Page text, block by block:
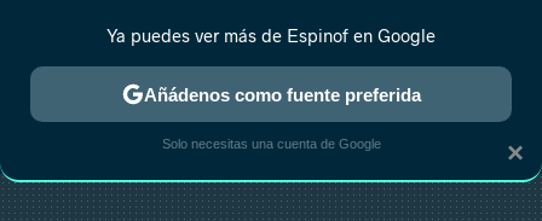
ESTRENOS REALITY ANIME RANKINGS CINE
×
Ya puedes ver más de Espinof en Google
Añádenos como fuente preferida
Solo necesitas una cuenta de Google